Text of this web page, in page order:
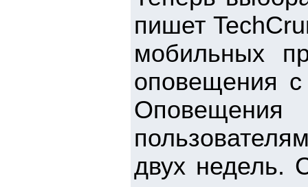
пишет
мобильных
оповещения с
двух недель.